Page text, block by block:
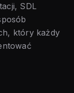
SDL
który każdy